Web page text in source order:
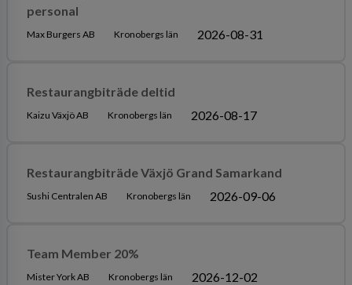
personal
Max Burgers AB Kronobergs län 2026-08-31
Restaurangbiträde deltid
Kaizu Växjö AB Kronobergs län 2026-08-17
Restaurangbiträde Växjö Grand Samarkand
Sushi Centralen AB Kronobergs län 2026-09-06
Team Member 20%
Mister York AB Kronobergs län 2026-12-02